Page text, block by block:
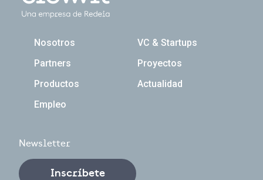
Navegación principal
Nosotros
VC & Startups
Partners
Proyectos
Productos
Actualidad
Empleo
Newsletter
Inscríbete